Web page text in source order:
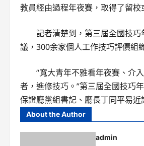
教員經由過程年夜賽，取得了留
記者清楚到，第三屆全國技
議，300余家個人工作技巧評價組
“寬大青年不雅看年夜賽、介
者，進修技巧。”第三屆全國技巧
保證廳黨組書記、廳長丁同平易近
About the Author
admin